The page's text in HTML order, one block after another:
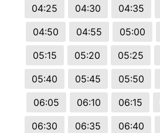
04:25
04:30 04:35
04:50
04:55 05:00
05:15
05:20 05:25
05:40
05:45 05:50
06:05
06:10 06:15
06:30
06:35 06:40